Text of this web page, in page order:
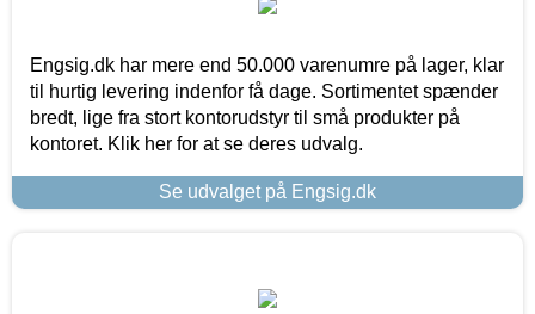
Engsig.dk har mere end 50.000 varenumre på lager, klar
til hurtig levering indenfor få dage. Sortimentet spænder
bredt, lige fra stort kontorudstyr til små produkter på
kontoret. Klik her for at se deres udvalg.
Se udvalget på Engsig.dk